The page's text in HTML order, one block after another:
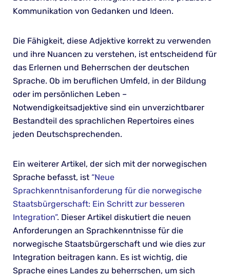
Kommunikation von Gedanken und Ideen.
Die Fähigkeit, diese Adjektive korrekt zu verwenden
und ihre Nuancen zu verstehen, ist entscheidend für
das Erlernen und Beherrschen der deutschen
Sprache. Ob im beruflichen Umfeld, in der Bildung
oder im persönlichen Leben –
Notwendigkeitsadjektive sind ein unverzichtbarer
Bestandteil des sprachlichen Repertoires eines
jeden Deutschsprechenden.
Ein weiterer Artikel, der sich mit der norwegischen
Sprache befasst, ist “Neue
Sprachkenntnisanforderung für die norwegische
Staatsbürgerschaft: Ein Schritt zur besseren
Integration”. Dieser Artikel diskutiert die neuen
Anforderungen an Sprachkenntnisse für die
norwegische Staatsbürgerschaft und wie dies zur
Integration beitragen kann. Es ist wichtig, die
Sprache eines Landes zu beherrschen, um sich